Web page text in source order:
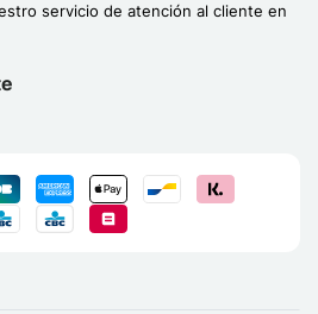
servicio de atención al cliente en